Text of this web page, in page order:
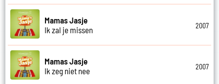
Mamas Jasje
Ik zal je missen
2007
Mamas Jasje
Ik zeg niet nee
2007